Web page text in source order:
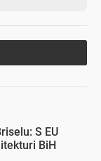
S EU
BiH